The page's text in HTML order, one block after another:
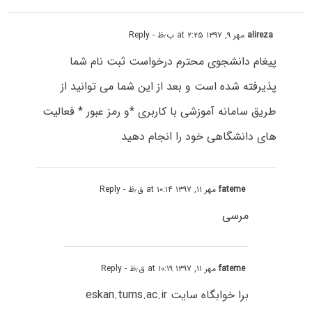
alireza مهر ۹, ۱۳۹۷ at ۲:۲۵ ب٫ظ - Reply
پیغام دانشجوی محترم درخواست ثبت نام شما
پذیرفته شده است و بعد از این شما می توانید از
طریق سامانه آموزشی با کاربری *و رمز عبور * فعالیت
های دانشگاهی خود را انجام دهید
fatemeمهر ۱۱, ۱۳۹۷ at ۱۰:۱۴ ق٫ظ - Reply
مرسی
fatemeمهر ۱۱, ۱۳۹۷ at ۱۰:۱۹ ق٫ظ - Reply
برا خوابگاه سایت eskan.tums.ac.ir